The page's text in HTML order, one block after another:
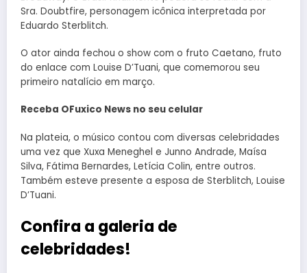
Sra. Doubtfire, personagem icônica interpretada por
Eduardo Sterblitch.
O ator ainda fechou o show com o fruto Caetano, fruto
do enlace com Louise D’Tuani, que comemorou seu
primeiro natalício em março.
Receba OFuxico News no seu celular
Na plateia, o músico contou com diversas celebridades
uma vez que Xuxa Meneghel e Junno Andrade, Maísa
Silva, Fátima Bernardes, Letícia Colin, entre outros.
Também esteve presente a esposa de Sterblitch, Louise
D’Tuani.
Confira a galeria de
celebridades!